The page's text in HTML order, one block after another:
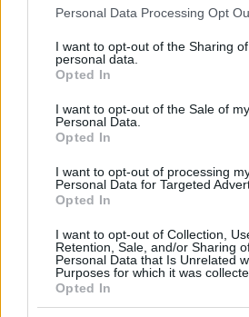
Please note that this website/app
not limited to your visit or usage
grant or deny consent to Google and
use your data for below specified
consent section.
Personal Data Processing Opt
I want to opt-out of the Sharing
personal data.
Opted In
I want to opt-out of the Sale of my
Personal Data.
Opted In
I want to opt-out of processing
Personal Data for Targeted
Opted In
I want to opt-out of Collection,
Retention, Sale, and/or Sharing
Personal Data that Is Unrelated
Purposes for which it was
Opted In
ogni sabato!
Immagine in primo piano: illustrazione,
categoria notizie rapide
Leave a Reply
Your email address will not be published.
*
*